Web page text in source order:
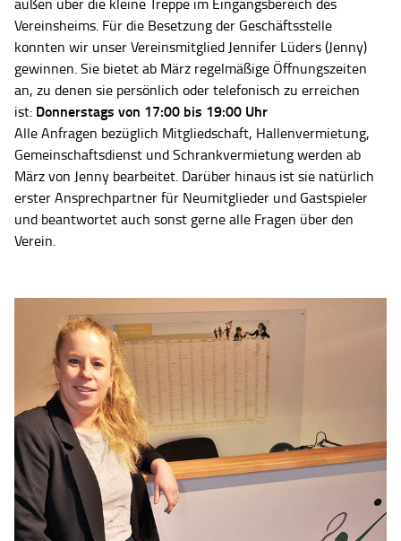
außen über die kleine Treppe im Eingangsbereich des
Vereinsheims. Für die Besetzung der Geschäftsstelle
konnten wir unser Vereinsmitglied Jennifer Lüders (Jenny)
gewinnen. Sie bietet ab März regelmäßige Öffnungszeiten
an, zu denen sie persönlich oder telefonisch zu erreichen
ist: Donnerstags von 17:00 bis 19:00 Uhr
Alle Anfragen bezüglich Mitgliedschaft, Hallenvermietung,
Gemeinschaftsdienst und Schrankvermietung werden ab
März von Jenny bearbeitet. Darüber hinaus ist sie natürlich
erster Ansprechpartner für Neumitglieder und Gastspieler
und beantwortet auch sonst gerne alle Fragen über den
Verein.